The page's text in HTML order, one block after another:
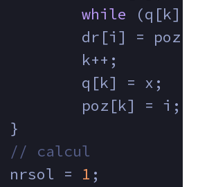
while (q[k]
dr[i] =
		k++;
		q[k] = x;
		poz[k] = i;
	}
// calcul
	nrsol =
1 ;